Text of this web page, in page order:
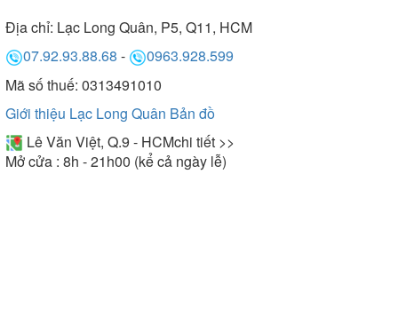
Địa chỉ: Lạc Long Quân, P5, Q11, HCM
07.92.93.88.68 -
0963.928.599
Mã số thuế: 0313491010
Giới thiệu Lạc Long Quân Bản đồ
Lê Văn Việt, Q.9 - HCMchi tiết >>
Mở cửa : 8h - 21h00 (kể cả ngày lễ)